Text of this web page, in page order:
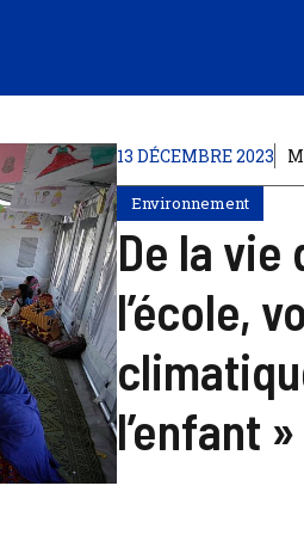
13 DÉCEMBRE 2023
Environnement
De la vie
l’école,
l’enfant »